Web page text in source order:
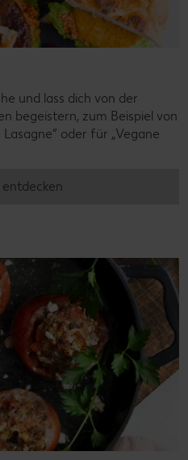
und lass dich von der
begeistern, zum Beispiel von
oder für „Vegane
entdecken